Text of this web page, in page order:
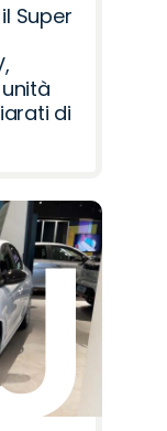
Super
di